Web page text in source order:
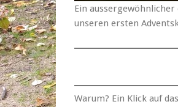
Ein
unseren ersten
Warum? Ein Klick auf